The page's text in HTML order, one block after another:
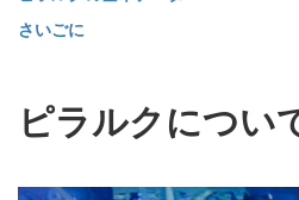
さいごに
ピラルクについ